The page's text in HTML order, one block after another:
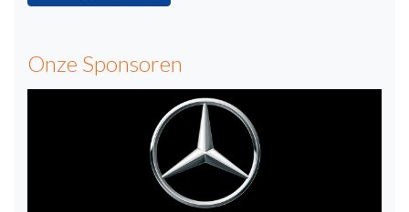
Onze Sponsoren